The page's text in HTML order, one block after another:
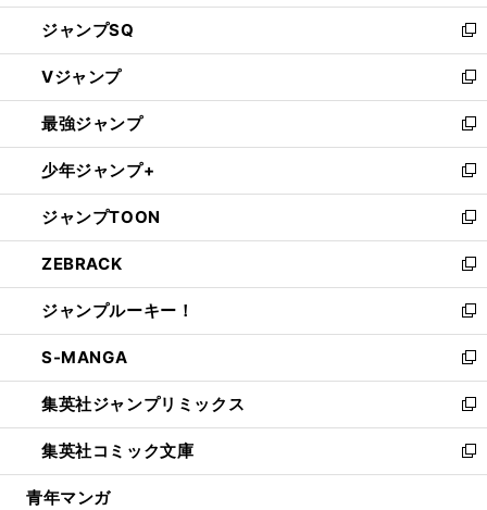
し
い
ウ
ィ
ン
ド
ウ
で
開
く
ジャンプSQ
新
し
い
ウ
ィ
ン
ド
ウ
で
開
く
Vジャンプ
新
し
い
ウ
ィ
ン
ド
ウ
で
開
く
最強ジャンプ
新
し
い
ウ
ィ
ン
ド
ウ
で
開
く
少年ジャンプ+
新
し
い
ウ
ィ
ン
ド
ウ
で
開
く
ジャンプTOON
新
し
い
ウ
ィ
ン
ド
ウ
で
開
く
ZEBRACK
新
し
い
ウ
ィ
ン
ド
ウ
で
開
ジャンプルーキー！
新
し
い
ウ
ィ
ン
ド
ウ
S-MANGA
新
し
い
ウ
ィ
ン
集英社ジャンプリミックス
新
し
い
ウ
集英社コミック文庫
新
し
青年マンガ